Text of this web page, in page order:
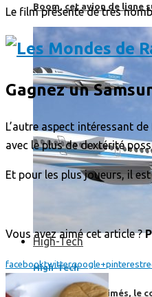
Boom, cet avion de ligne
High-Tech
High-Tech
Les circuits imprimés, le
Le film présente de très
Gagnez un
L’autre aspect intéressant
avec le plus de dextérité
Et pour les plus joueurs, il
Vous avez aimé cet article ?
facebooktwittergoogle+pinterest